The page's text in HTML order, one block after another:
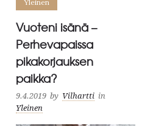
Yleinen
Vuoteni isänä –
Perhevapaissa
pikakorjauksen
paikka?
9.4.2019 by Vilhartti in
Yleinen